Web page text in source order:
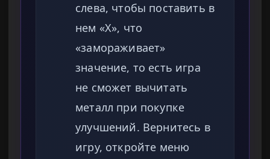
слева, чтобы поставить в
нем «X», что
«замораживает»
значение, то есть игра
не сможет вычитать
металл при покупке
улучшений. Вернитесь в
игру, откройте меню